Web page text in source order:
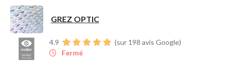
GREZ OPTIC
4.9
(sur 198 avis Google)
Fermé